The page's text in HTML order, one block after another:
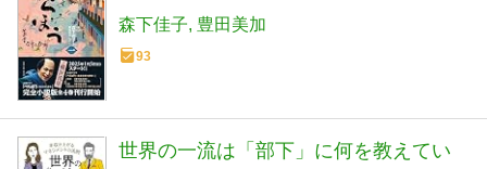
森下佳子 豊田美加
93
世界の一流は「部下」に何を教えてい